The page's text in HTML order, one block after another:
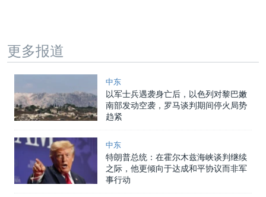
更多报道
中东
以军士兵遇袭身亡后，以色列对黎巴嫩
南部发动空袭，罗马谈判期间停火局势
趋紧
中东
特朗普总统：在霍尔木兹海峡谈判继续
之际，他更倾向于达成和平协议而非军
事行动